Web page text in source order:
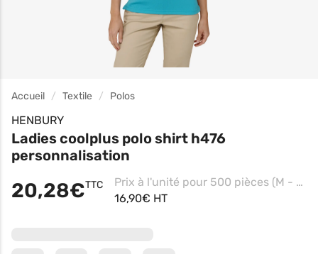
Accueil Textile Polos
HENBURY
Ladies coolplus polo shirt h476
personnalisation
20,28€TTC
Prix à l'unité pour 500 pièces (M - Black, Impression coeur)
16,90€ HT